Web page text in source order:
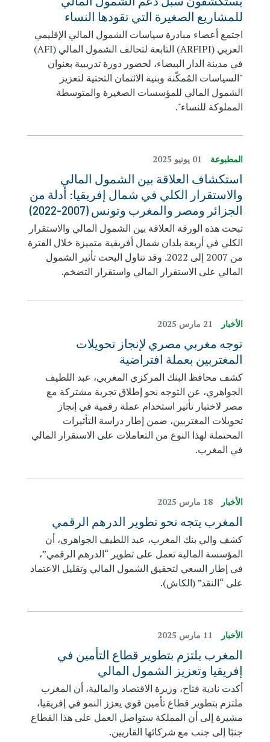
للمشاريع الصغيرة التي تقودها النساء
اجتمع أعضاء مبادرة سياسات الشمول المالي الإقليمي
العربي (ARFIPI) التابعة لتحالف الشمول المالي (AFI)
في مدينة الدار البيضاء، لحضور دورة تدريبية بعنوان
"السياسات المُمكّنة وبنية الائتمان التحتية لتعزيز
الشمول المالي للمؤسسات الصغيرة والمتوسطة
المملوكة للنساء".
المطبوعة 01 يونيو 2025
استكشاف العلاقة بين الشمول المالي
والاستقرار الكلي في شمال إفريقيا: أدلة من
الجزائر ومصر والمغرب وتونس (2007-2022)
تبحث هذه الورقة العلاقة بين الشمول المالي والاستقرار
الكلي في أربعة بلدان شمال أفريقية متميزة خلال الفترة
من 2007 إلى 2022. وقد تناول البحث تأثير الشمول
المالي على الاستقرار المالي واستقرار التضخم.
الأخبار 21 مارس 2025
توجه مغربي مصري لإنجاز تحويلات
المغتربين بعملة افتراضية
كشف محافظ البنك المركزي المغربي، عبد اللطيف
الجواهري، عن التوجه نحو إطلاق تجربة مشتركة مع
مصر لاختبار تأثير استخدام عملة رقمية في إنجاز
تحويلات المغتربين، ضمن إطار دراسة التأثيرات
المحتملة لهذا النوع من التعاملات على الاستقرار المالي
في المغرب.
الأخبار 18 مارس 2025
المغرب يتجه نحو تطوير الدرهم الرقمي
كشف والي بنك المغرب، عبد اللطيف الجواهري، أن
المؤسسة المالية تعمل على تطوير “الدرهم الرقمي”،
في إطار السعي لتحقيق الشمول المالي وتقليل الاعتماد
على “النقد” (الكاش).
الأخبار 11 مارس 2025
المغرب يلتزم بتطوير قطاع التأمين في
إفريقيا وتعزيز الشمول المالي
أكدت نادية فتاح، وزيرة الاقتصاد والمالية، أن المغرب
ملتزم بتطوير قطاع تأمين قوي يعزز النمو في إفريقيا،
مشيرة إلى أن المملكة ستواصل العمل على هذا القطاع
جنبًا إلى جنب مع شركائها القاريين.